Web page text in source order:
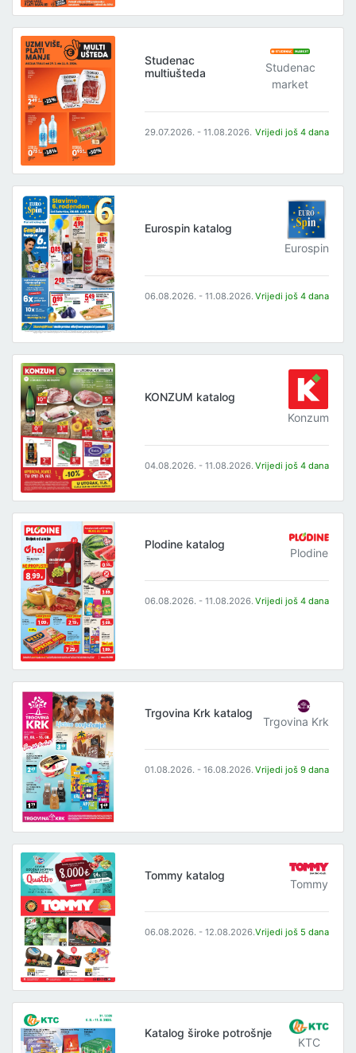
Studenac
multiušteda
Studenac
market
29.07.2026. - 11.08.2026. Vrijedi još 4 dana
Eurospin katalog
Eurospin
06.08.2026. - 11.08.2026. Vrijedi još 4 dana
KONZUM katalog
Konzum
04.08.2026. - 11.08.2026. Vrijedi još 4 dana
Plodine katalog
Plodine
06.08.2026. - 11.08.2026. Vrijedi još 4 dana
Trgovina Krk katalog
Trgovina Krk
01.08.2026. - 16.08.2026. Vrijedi još 9 dana
Tommy katalog
Tommy
06.08.2026. - 12.08.2026.Vrijedi još 5 dana
Katalog široke potrošnje
KTC